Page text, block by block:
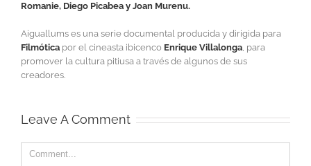
Romanie, Diego Picabea y Joan Murenu.
Aiguallums es una serie documental producida y dirigida para
Filmótica por el cineasta ibicenco Enrique Villalonga, para
promover la cultura pitiusa a través de algunos de sus
creadores.
Leave A Comment
Comment